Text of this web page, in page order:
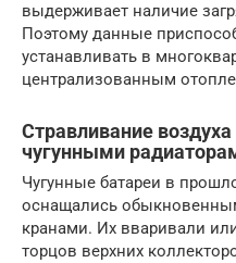
выдерживает наличие
Поэтому данные
устанавливать в
централизованным
Стравливание
чугунными
Чугунные батареи в
оснащались
кранами. Их вваривали
торцов верхних